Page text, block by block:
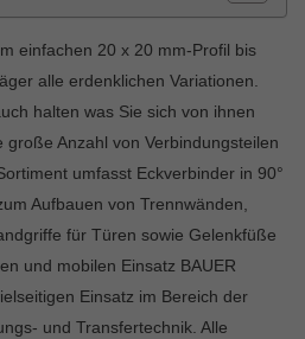
einfachen 20 x 20 mm-Profil bis
alle erdenklichen Variationen.
halten was Sie sich von ihnen
Anzahl von Verbindungsteilen
umfasst Eckverbinder in 90°
Aufbauen von Trennwänden,
für Türen sowie Gelenkfüße
und mobilen Einsatz BAUER
Einsatz im Bereich der
und Transfertechnik. Alle